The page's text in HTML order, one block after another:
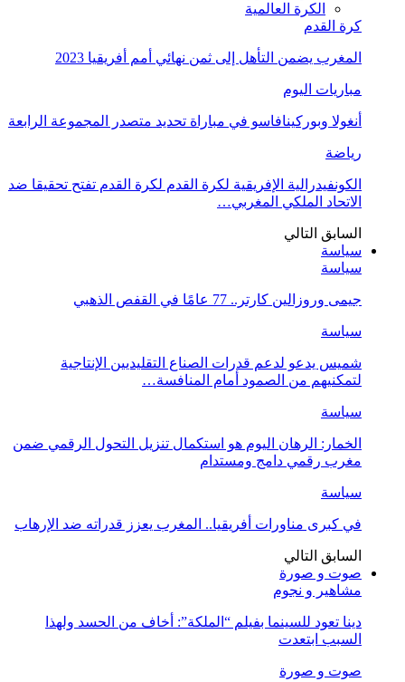
الكرة العالمية
كرة القدم
المغرب يضمن التأهل إلى ثمن نهائي أمم أفريقيا 2023
مباريات اليوم
أنغولا وبوركينافاسو في مباراة تحديد متصدر المجموعة الرابعة
رياضة
الكونفيدرالية الإفريقية لكرة القدم لكرة القدم تفتح تحقيقا ضد
الاتحاد الملكي المغربي…
السابق التالي
سياسة
سياسة
جيمى وروزالين كارتر.. 77 عامًا في القفص الذهبي
سياسة
شميس يدعو لدعم قدرات الصناع التقليديين الإنتاجية
لتمكنيهم من الصمود أمام المنافسة…
سياسة
الخمار: الرهان اليوم هو استكمال تنزيل التحول الرقمي ضمن
مغرب رقمي دامج ومستدام
سياسة
في كبرى مناورات أفريقيا.. المغرب يعزز قدراته ضد الإرهاب
السابق التالي
صوت و صورة
مشاهير و نجوم
دينا تعود للسينما بفيلم “الملكة”: أخاف من الحسد ولهذا
السبب ابتعدت
صوت و صورة